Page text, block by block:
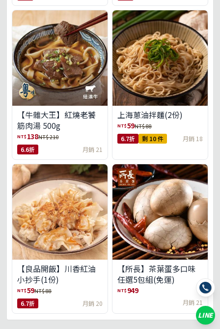
【牛雜大王】紅燒老饕
筋肉湯 500g
NT$ 138NT$ 210
6.6折 月銷 21
上海蔥油拌麵(2份)
NT$59NT$ 88
6.7折 剩 10 件 月銷 18
【良品開飯】川香紅油
小抄手(1份)
NT$59NT$ 88
6.7折 月銷 20
【所長】茶葉蛋多口味
任選5包組(免運)
NT$ 949
月銷 21
LINE